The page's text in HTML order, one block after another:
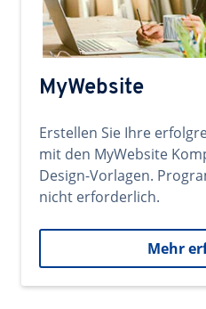
MyWebsite
Erstellen Sie Ihre
mit den MyWebsite
Design-Vorlagen.
nicht erforderlich.
Mehr